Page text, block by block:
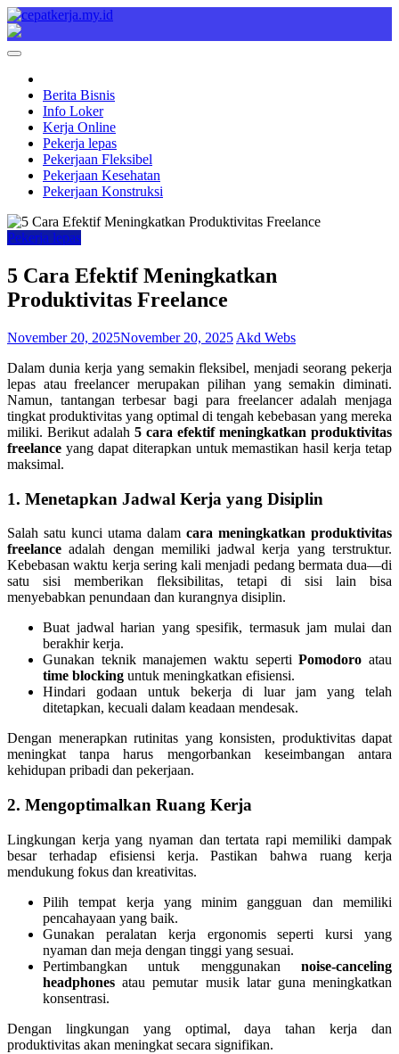
Skip
to
content
Cepat Kerja
Berita Bisnis
Berita Bisnis
Info Loker
Kerja Online
Pekerja lepas
Pekerjaan Fleksibel
Pekerjaan Kesehatan
Pekerjaan Konstruksi
Pekerja lepas
5 Cara Efektif Meningkatkan
Produktivitas Freelance
November 20, 2025November 20, 2025 Akd Webs
Dalam dunia kerja yang semakin fleksibel, menjadi seorang pekerja
lepas atau freelancer merupakan pilihan yang semakin diminati.
Namun, tantangan terbesar bagi para freelancer adalah menjaga
tingkat produktivitas yang optimal di tengah kebebasan yang mereka
miliki. Berikut adalah 5 cara efektif meningkatkan produktivitas
freelance yang dapat diterapkan untuk memastikan hasil kerja tetap
maksimal.
1. Menetapkan Jadwal Kerja yang Disiplin
Salah satu kunci utama dalam cara meningkatkan produktivitas
freelance adalah dengan memiliki jadwal kerja yang terstruktur.
Kebebasan waktu kerja sering kali menjadi pedang bermata dua—di
satu sisi memberikan fleksibilitas, tetapi di sisi lain bisa
menyebabkan penundaan dan kurangnya disiplin.
Buat jadwal harian yang spesifik, termasuk jam mulai dan
berakhir kerja.
Gunakan teknik manajemen waktu sepertiPomodoro atau
time blocking untuk meningkatkan efisiensi.
Hindari godaan untuk bekerja di luar jam yang telah
ditetapkan, kecuali dalam keadaan mendesak.
Dengan menerapkan rutinitas yang konsisten, produktivitas dapat
meningkat tanpa harus mengorbankan keseimbangan antara
kehidupan pribadi dan pekerjaan.
2. Mengoptimalkan Ruang Kerja
Lingkungan kerja yang nyaman dan tertata rapi memiliki dampak
besar terhadap efisiensi kerja. Pastikan bahwa ruang kerja
mendukung fokus dan kreativitas.
Pilih tempat kerja yang minim gangguan dan memiliki
pencahayaan yang baik.
Gunakan peralatan kerja ergonomis seperti kursi yang
nyaman dan meja dengan tinggi yang sesuai.
Pertimbangkan untuk menggunakan noise-canceling
headphones atau pemutar musik latar guna meningkatkan
konsentrasi.
Dengan lingkungan yang optimal, daya tahan kerja dan
produktivitas akan meningkat secara signifikan.